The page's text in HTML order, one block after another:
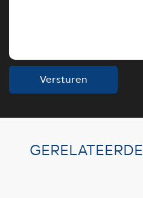
Versturen
GERELATEERDE